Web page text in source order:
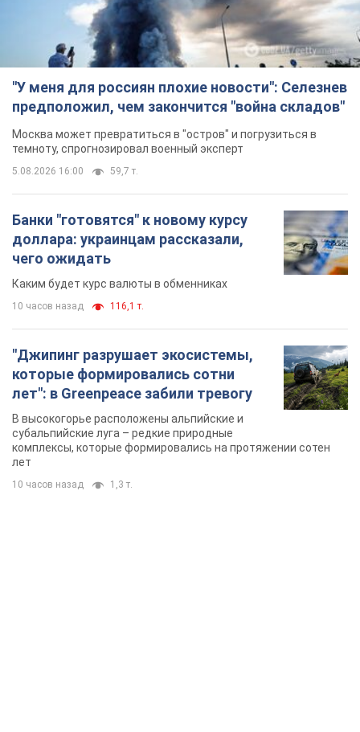
"У меня для россиян плохие новости": Селезнев
предположил, чем закончится "война складов"
Москва может превратиться в "остров" и погрузиться в
темноту, спрогнозировал военный эксперт
5.08.2026 16:00 59,7 т.
Банки "готовятся" к новому курсу
доллара: украинцам рассказали,
чего ожидать
Каким будет курс валюты в обменниках
10 часов назад 116,1 т.
"Джипинг разрушает экосистемы,
которые формировались сотни
лет": в Greenpeace забили тревогу
В высокогорье расположены альпийские и
субальпийские луга – редкие природные
комплексы, которые формировались на протяжении сотен
лет
10 часов назад 1,3 т.